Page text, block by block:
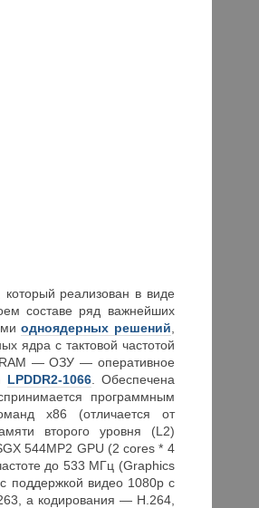
реализован в виде
составе ряд важнейших
одноядерных решений
ядра с тактовой частотой
— ОЗУ — оперативное
LPDDR2-1066. Обеспечена
программным
x86 (отличается от
второго уровня (L2)
544MP2 GPU (2 cores * 4
до 533 МГц (Graphics
поддержкой видео 1080p c
а кодирования — H.264,